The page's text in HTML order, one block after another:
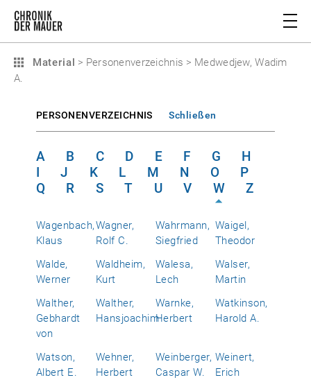
Material > Personenverzeichnis > Medwedjew, Wadim
A.
PERSONENVERZEICHNIS Schließen
A B C D E F G
H
I
J K L M N O
P
Q
R S T U V W Z
Wagenbach,
Klaus
Wagner,
Rolf C.
Wahrmann,
Siegfried
Waigel,
Theodor
Walde,
Werner
Waldheim,
Kurt
Walesa,
Lech
Walser,
Martin
Walther,
Gebhardt
von
Walther,
Hansjoachim
Warnke,
Herbert
Watkinson,
Harold A.
Watson,
Albert E.
Wehner,
Herbert
Weinberger,
Caspar W.
Weinert,
Erich